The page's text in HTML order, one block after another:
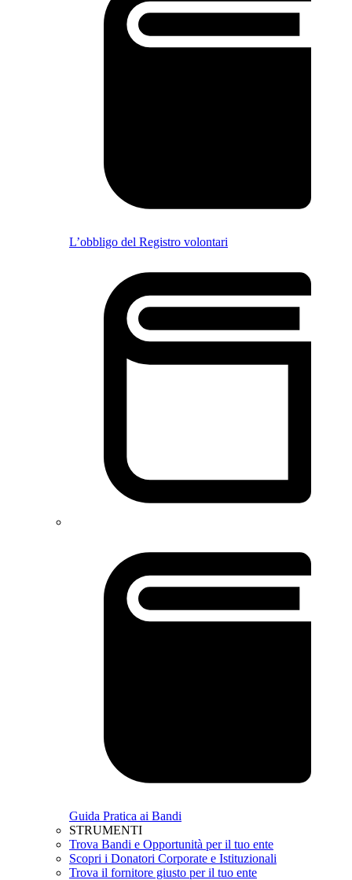
L’obbligo del Registro volontari
Guida Pratica ai Bandi
STRUMENTI
Trova Bandi e Opportunità per il tuo ente
Scopri i Donatori Corporate e Istituzionali
Trova il fornitore giusto per il tuo ente